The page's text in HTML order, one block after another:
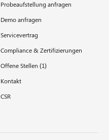
Probeaufstellung anfragen
Demo anfragen
Servicevertrag
Compliance & Zertifizierungen
Offene Stellen (1)
Kontakt
CSR